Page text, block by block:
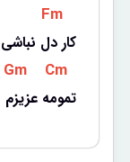
Fm
کار دل نباشی
Gm Cm
تمومه عزیزم